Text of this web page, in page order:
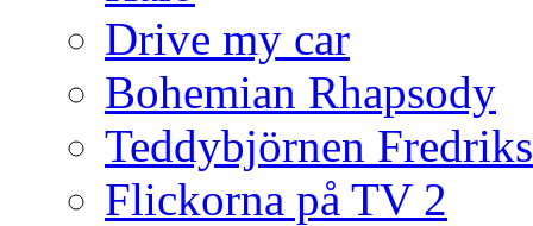
Drive my car
Bohemian Rhapsody
Teddybjörnen
Flickorna på TV 2